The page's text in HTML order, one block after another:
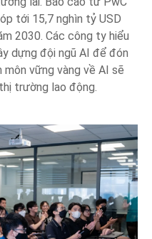
tới 15,7 nghìn tỷ USD
2030. Các công ty hiểu
dựng đội ngũ AI để đón
môn vững vàng về AI sẽ
trường lao động.